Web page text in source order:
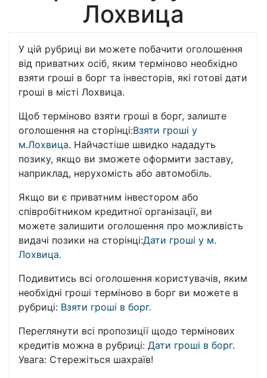
Лохвица
У цій рубриці ви можете побачити оголошення
від приватних осіб, яким терміново необхідно
взяти гроші в борг та інвесторів, які готові дати
гроші в місті Лохвица.
Щоб терміново взяти гроші в борг, залиште
оголошення на сторінці:Взяти гроші у
м.Лохвица. Найчастіше швидко нададуть
позику, якщо ви зможете оформити заставу,
наприклад, нерухомість або автомобіль.
Якщо ви є приватним інвестором або
співробітником кредитної організації, ви
можете залишити оголошення про можливість
видачі позики на сторінці:Дати гроші у м.
Лохвица.
Подивитись всі оголошення користувачів, яким
необхідні гроші терміново в борг ви можете в
рубриці: Взяти гроші в борг.
Переглянути всі пропозиції щодо термінових
кредитів можна в рубриці: Дати гроші в борг.
Увага: Стережіться шахраїв!